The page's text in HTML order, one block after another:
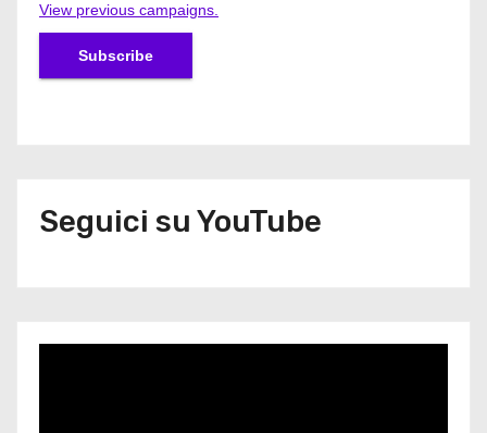
View previous campaigns.
Seguici su YouTube